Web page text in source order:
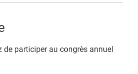
participer au congrès annuel